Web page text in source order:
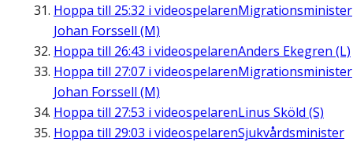
Hoppa till 25:32 i videospelarenMigrationsminister
Johan Forssell (M)
Hoppa till 26:43 i videospelarenAnders Ekegren (L)
Hoppa till 27:07 i videospelarenMigrationsminister
Johan Forssell (M)
Hoppa till 27:53 i videospelarenLinus Sköld (S)
Hoppa till 29:03 i videospelarenSjukvårdsminister